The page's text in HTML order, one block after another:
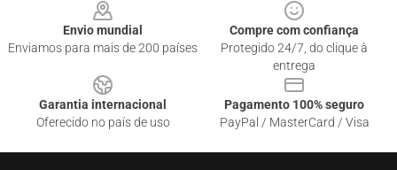
Envio mundial
Enviamos para mais de 200 países
Compre com confiança
Protegido 24/7, do clique à
entrega
Garantia internacional
Oferecido no país de uso
Pagamento 100% seguro
PayPal / MasterCard / Visa